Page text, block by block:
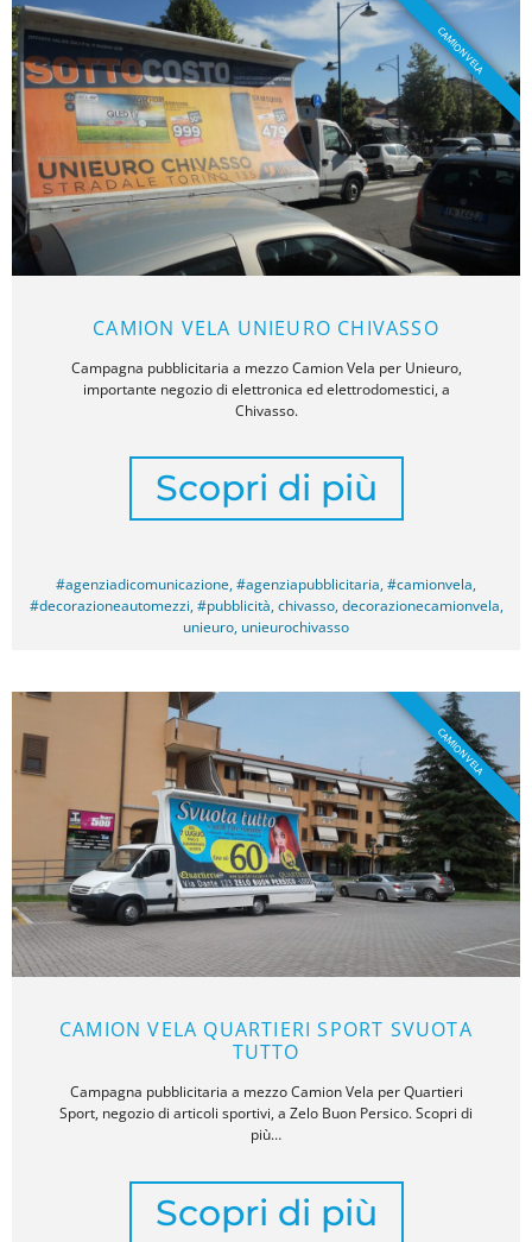
CAMION VELA UNIEURO CHIVASSO
Campagna pubblicitaria a mezzo Camion Vela per Unieuro,
importante negozio di elettronica ed elettrodomestici, a
Chivasso.
Scopri di più
CAMION VELA
#agenziadicomunicazione,#agenziapubblicitaria,#camionvela,
#decorazioneautomezzi,#pubblicità,chivasso,decorazionecamionvela,
unieuro, unieurochivasso
CAMION VELA QUARTIERI SPORT SVUOTA
TUTTO
Campagna pubblicitaria a mezzo Camion Vela per Quartieri
Sport, negozio di articoli sportivi, a Zelo Buon Persico. Scopri di
più…
Scopri di più
CAMION VELA